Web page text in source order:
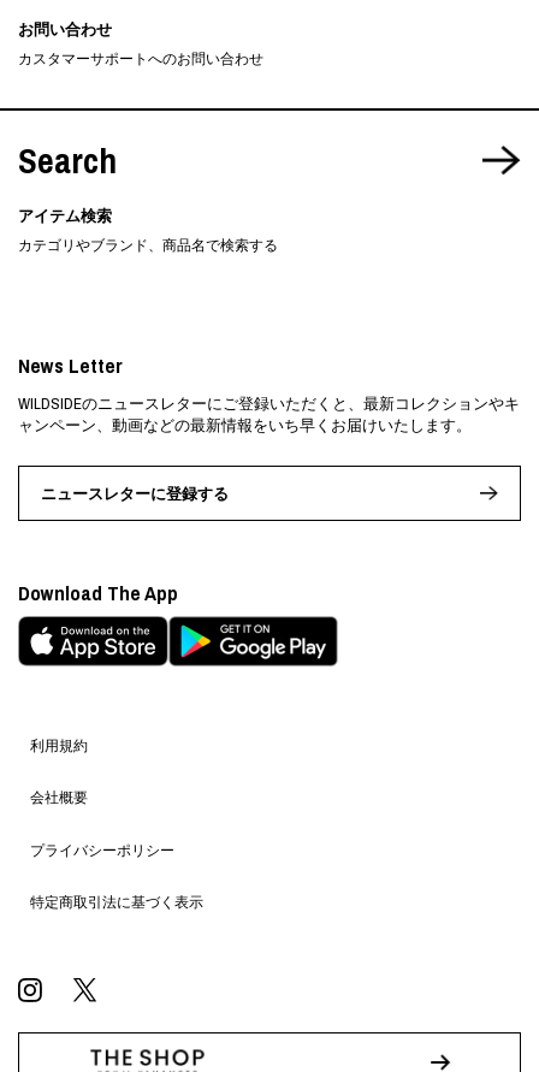
お問い合わせ
カスタマーサポートへのお問い合わせ
Search
アイテム検索
カテゴリやブランド、商品名で検索する
利用規約
会社概要
プライバシーポリシー
特定商取引法に基づく表示
News Letter
WILDSIDEのニュースレターにご登録いただくと、最新コレクションやキ
ャンペーン、動画などの最新情報をいち早くお届けいたします。
ニュースレターに登録する
Download The App